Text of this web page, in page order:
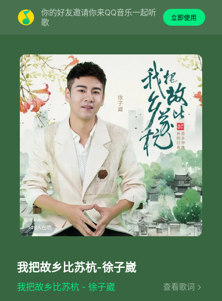
你的好友邀请你来QQ音乐一起听
歌
立即使用
148人在听
我把故乡比苏杭-徐子崴
我把故乡比苏杭 - 徐子崴
查看歌词